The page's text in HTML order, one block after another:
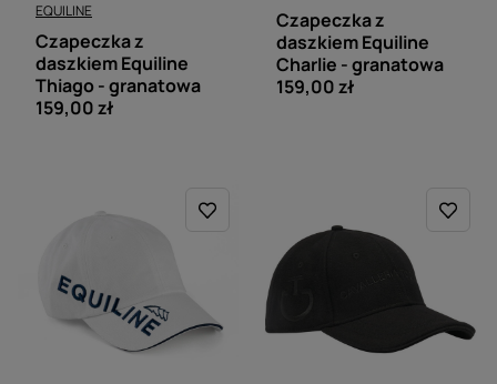
EQUILINE
Czapeczka z
daszkiem Equiline
Thiago - granatowa
159,00 zł
Czapeczka z
daszkiem Equiline
Charlie - granatowa
159,00 zł